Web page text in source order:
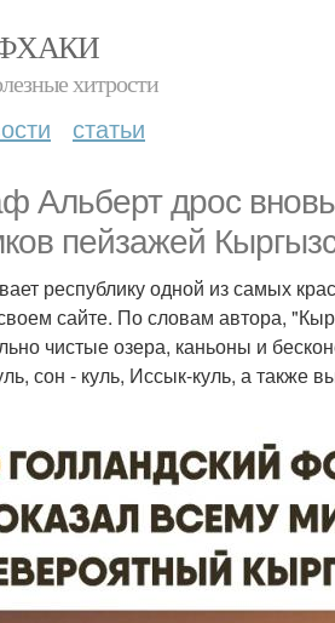
хитрости
статьи
Альберт дрос
пейзажей
республику одной из самых
сайте. По словам автора,
чистые озера, каньоны и
сон - куль, Иссык-куль, а также